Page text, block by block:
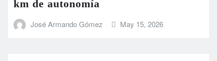
km de autonomía
José Armando Gómez May 15, 2026